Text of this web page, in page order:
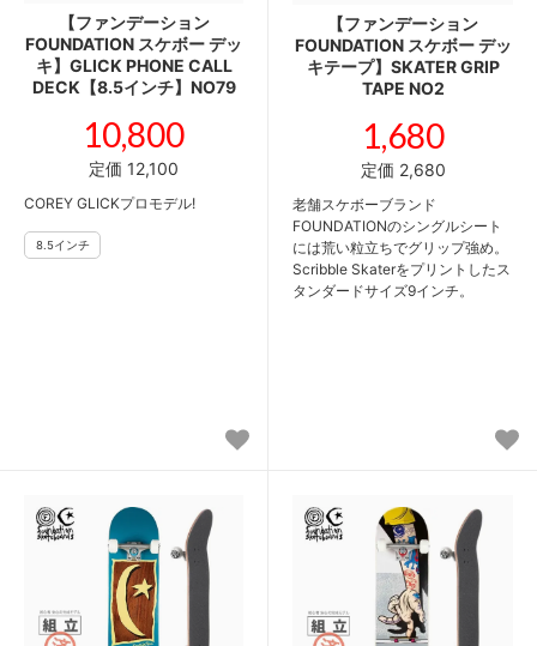
【ファンデーション
FOUNDATION スケボー デッ
キ】GLICK PHONE CALL
DECK【8.5インチ】NO79
10,800
定価 12,100
COREY GLICKプロモデル!
【ファンデーション
FOUNDATION スケボー デッ
キテープ】SKATER GRIP
TAPE NO2
1,680
定価 2,680
老舗スケボーブランド
FOUNDATIONのシングルシート
には荒い粒立ちでグリップ強め。
Scribble Skaterをプリントしたス
タンダードサイズ9インチ。